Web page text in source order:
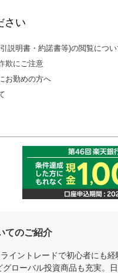
さい
説明書・約諾書等)の閲覧につ
欺にご注意
お勤めの方へ
てのご紹介
イントレードで初心者にも
ローバル投資商品も充実。